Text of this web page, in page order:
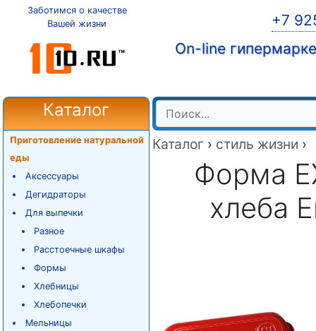
Заботимся о качестве
Вашей жизни
+7
On-line
Каталог
Приготовление натуральной
еды
Аксессуары
Дегидраторы
Для выпечки
Разное
Расстоечные шкафы
Формы
Хлебницы
Хлебопечки
Мельницы
Каталог › стиль жизни ›
Форма
хлеба